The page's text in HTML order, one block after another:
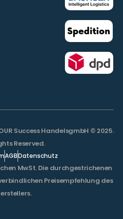
Success HandelsgmbH © 2025.
Reserved.
AGBDatenschutz
MwSt. Die durchgestrichenen
Preisempfehlung des